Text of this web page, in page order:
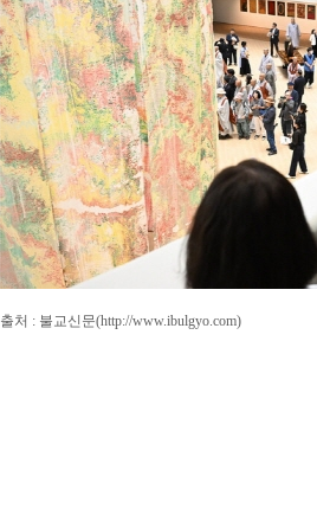
출처 : 불교신문(http://www.ibulgyo.com)